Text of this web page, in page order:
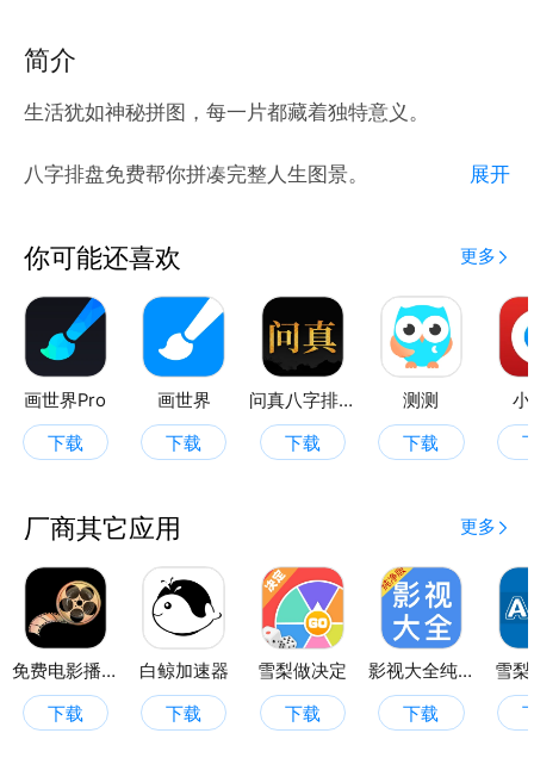
简介
生活犹如神秘拼图，每一片都藏着独特意义。
八字排盘免费帮你拼凑完整人生图景。
八字测试，精准解读命运轨迹。困惑时，答案之书给出
奇妙解答；
姓氏起源，带你回溯家族往昔；星座运势，把握每日幸
运契机；
黄历在手，诸事择日更顺心。
这款 App 是你口袋里的人生奥秘解读器，随时随地，
探寻生活真谛，速来下载体验。
展开
你可能还喜欢 更多
画世界Pro
下载
画世界
下载
问真八字排盘
下载
测测
下载
厂商其它应用 更多
免费电影播放器
下载
白鲸加速器
下载
雪梨做决定
下载
影视大全纯净版
下载
雪